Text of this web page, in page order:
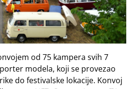
od 75 kampera svih 7
modela, koji se provezao
do festivalske lokacije. Konvoj